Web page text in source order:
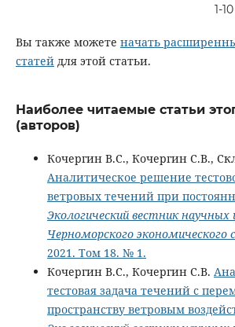
1-
Вы также можете начать
статейдля этой статьи.
Наиболее читаемые статьи
(авторов)
Кочергин В.С., Кочергин С.В.,
Аналитическое решение
ветровых течений при
Экологический вестник научных
Черноморского экономического
2021. Том 18. № 1.
Кочергин В.С., Кочергин С.В.
тестовая задача течений с
пространству ветровым